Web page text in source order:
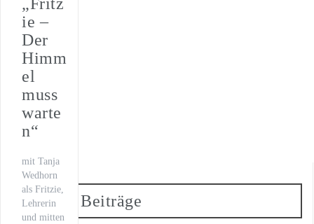
ie –
Der
Himm
el
muss
warte
n“
mit Tanja
Wedhorn
als Fritzie,
Lehrerin
und mitten
Neueste Beiträge